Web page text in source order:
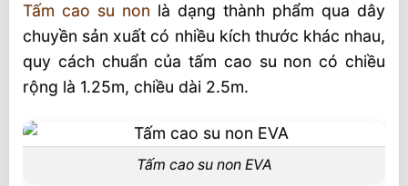
Ưu điểm của cao su non EVA trong đời
sống
Ứng dụng của cao su non EVA
Công ty TNHH sản xuất thương mại Âu Lạc
Nhà Phân Phối Xốp Cuộn Cao su non –
Tấm cao su non là dạng thành phẩm qua dây
chuyền sản xuất có nhiều kích thước khác nhau,
quy cách chuẩn của tấm cao su non có chiều
rộng là 1.25m, chiều dài 2.5m.
Tấm cao su non EVA